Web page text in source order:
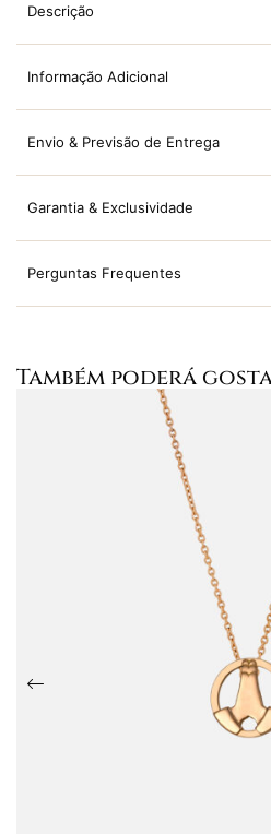
Descrição
Informação Adicional
Envio & Previsão de Entrega
Garantia & Exclusividade
Perguntas Frequentes
Também poderá